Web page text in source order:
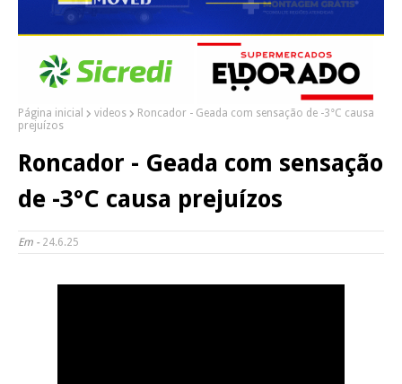
Página inicial videos
Roncador - Geada com sensação de -3°C causa
prejuízos
Roncador - Geada com sensação
de -3°C causa prejuízos
Em - 24.6.25